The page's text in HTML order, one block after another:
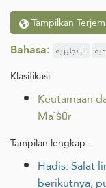
Tampilkan
Bahasa: الإنجليزية
Klasifikasi
Keutamaan
Ma`ṡūr
Tampilan lengkap...
Hadis: Salat
berikutnya,